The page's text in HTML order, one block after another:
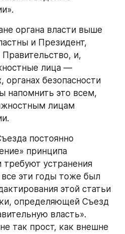
органа власти выше
и Президент,
Правительство, и,
лица —
органах безопасности
напомнить это всем,
лицам
постоянно
принципа
требуют устранения
все эти годы тоже был
этой статьи
определяющей Съезд
власть».
так прост, как внешне